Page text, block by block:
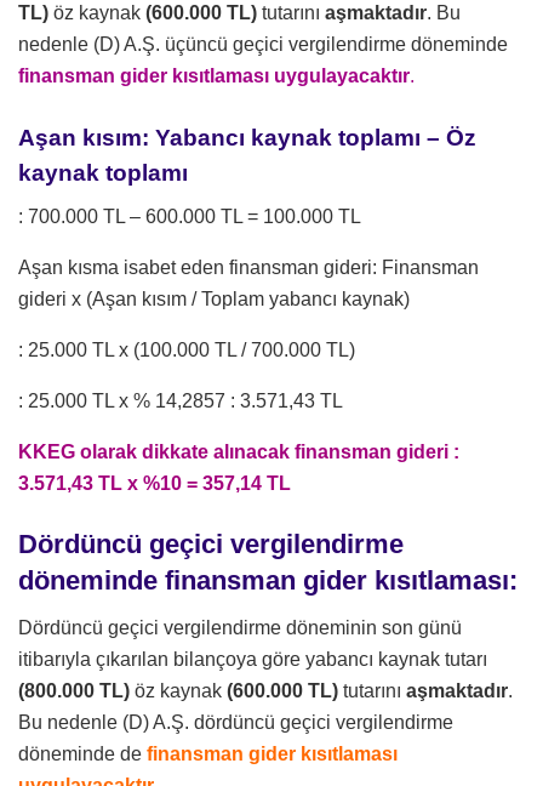
TL) öz kaynak (600.000 TL) tutarını aşmaktadır. Bu
nedenle (D) A.Ş. üçüncü geçici vergilendirme döneminde
finansman gider kısıtlaması uygulayacaktır.
Aşan kısım: Yabancı kaynak toplamı – Öz
kaynak toplamı
: 700.000 TL – 600.000 TL = 100.000 TL
Aşan kısma isabet eden finansman gideri: Finansman
gideri x (Aşan kısım / Toplam yabancı kaynak)
: 25.000 TL x (100.000 TL / 700.000 TL)
: 25.000 TL x % 14,2857 : 3.571,43 TL
KKEG olarak dikkate alınacak finansman gideri :
3.571,43 TL x %10 = 357,14 TL
Dördüncü geçici vergilendirme
döneminde finansman gider kısıtlaması:
Dördüncü geçici vergilendirme döneminin son günü
itibarıyla çıkarılan bilançoya göre yabancı kaynak tutarı
(800.000 TL) öz kaynak (600.000 TL) tutarını aşmaktadır.
Bu nedenle (D) A.Ş. dördüncü geçici vergilendirme
döneminde de finansman gider kısıtlaması